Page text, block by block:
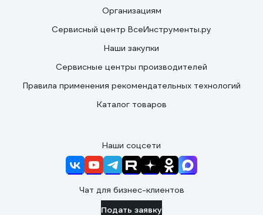
Организациям
Сервисный центр ВсеИнструменты.ру
Наши закупки
Сервисные центры производителей
Правила применения рекомендательных технологий
Каталог товаров
Наши соцсети
Чат для бизнес-клиентов
Подать заявку